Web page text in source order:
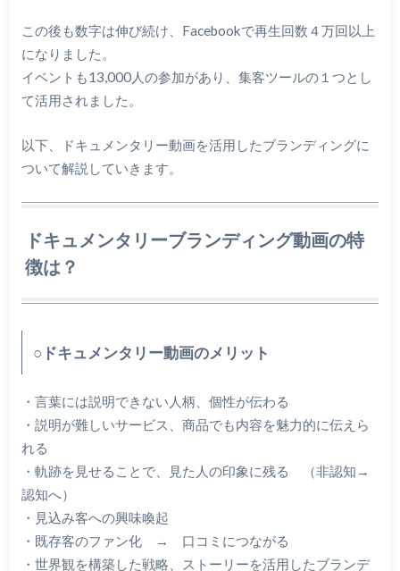
この後も数字は伸び続け、Facebookで再生回数４万回以上
になりました。
イベントも13,000人の参加があり、集客ツールの１つとし
て活用されました。
以下、ドキュメンタリー動画を活用したブランディングに
ついて解説していきます。
ドキュメンタリーブランディング動画の特
徴は？
○ドキュメンタリー動画のメリット
・言葉には説明できない人柄、個性が伝わる
・説明が難しいサービス、商品でも内容を魅力的に伝えら
れる
・軌跡を見せることで、見た人の印象に残る （非認知→
認知へ）
・見込み客への興味喚起
・既存客のファン化 → 口コミにつながる
・世界観を構築した戦略、ストーリーを活用したブランデ